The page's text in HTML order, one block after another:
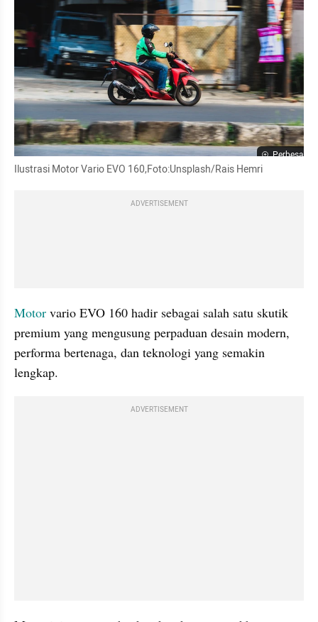
Perbesar
Ilustrasi Motor Vario EVO 160,Foto:Unsplash/Rais Hemri
ADVERTISEMENT
Motor vario EVO 160 hadir sebagai salah satu skutik
premium yang mengusung perpaduan desain modern,
performa bertenaga, dan teknologi yang semakin
lengkap.
ADVERTISEMENT